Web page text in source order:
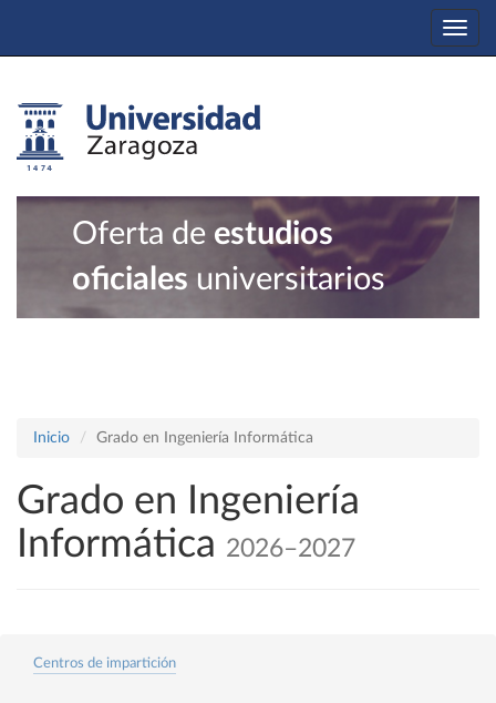
Oferta de estudios
oficiales universitarios
Inicio Grado en Ingeniería Informática
Grado en Ingeniería
Informática 2026–2027
Centros de impartición